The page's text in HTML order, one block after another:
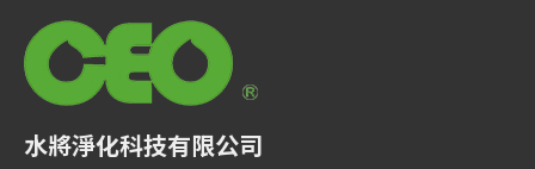
水將淨化科技有限公司